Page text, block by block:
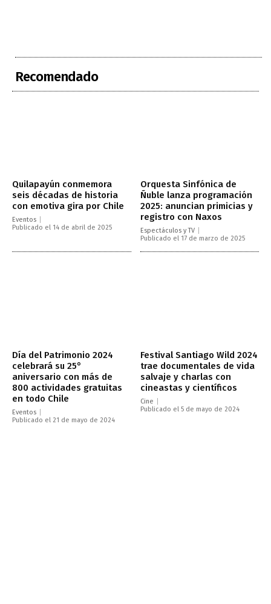
Recomendado
Quilapayún conmemora
seis décadas de historia
con emotiva gira por Chile
Eventos
Publicado el 14 de abril de 2025
Orquesta Sinfónica de
Ñuble lanza programación
2025: anuncian primicias y
registro con Naxos
Espectáculos y TV
Publicado el 17 de marzo de 2025
Día del Patrimonio 2024
celebrará su 25°
aniversario con más de
800 actividades gratuitas
en todo Chile
Eventos
Publicado el 21 de mayo de 2024
Festival Santiago Wild 2024
trae documentales de vida
salvaje y charlas con
cineastas y científicos
Cine
Publicado el 5 de mayo de 2024